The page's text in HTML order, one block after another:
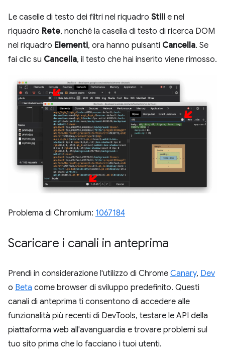
Le caselle di testo dei filtri nel riquadro Stili e nel
riquadro Rete, nonché la casella di testo di ricerca DOM
nel riquadro Elementi, ora hanno pulsanti Cancella. Se
fai clic su Cancella, il testo che hai inserito viene rimosso.
Problema di Chromium: 1067184
Scaricare i canali in anteprima
Prendi in considerazione l'utilizzo di Chrome Canary, Dev
o Beta come browser di sviluppo predefinito. Questi
canali di anteprima ti consentono di accedere alle
funzionalità più recenti di DevTools, testare le API della
piattaforma web all'avanguardia e trovare problemi sul
tuo sito prima che lo facciano i tuoi utenti.